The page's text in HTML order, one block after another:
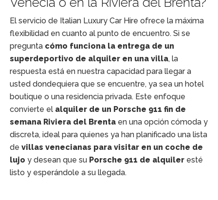
El servicio de Italian Luxury Car Hire ofrece la máxima
flexibilidad en cuanto al punto de encuentro. Si se
pregunta cómo funciona la entrega de un
superdeportivo de alquiler en una villa, la
respuesta está en nuestra capacidad para llegar a
usted dondequiera que se encuentre, ya sea un hotel
boutique o una residencia privada. Este enfoque
convierte el alquiler de un Porsche 911 fin de
semana Riviera del Brenta en una opción cómoda y
discreta, ideal para quienes ya han planificado una lista
de villas venecianas para visitar en un coche de
lujo y desean que su Porsche 911 de alquiler esté
listo y esperándole a su llegada.